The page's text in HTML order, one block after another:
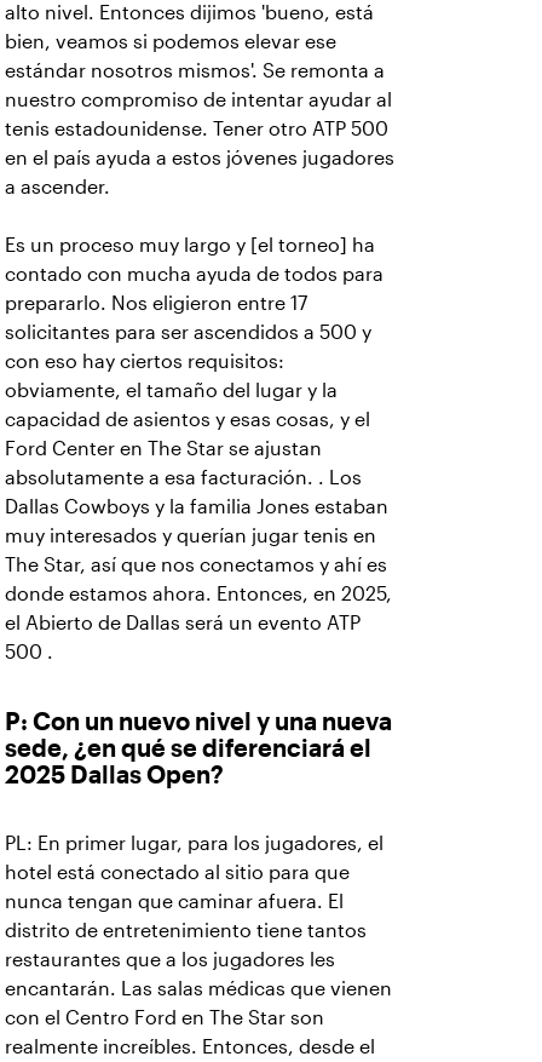
alto nivel. Entonces dijimos 'bueno, está
bien, veamos si podemos elevar ese
estándar nosotros mismos'. Se remonta a
nuestro compromiso de intentar ayudar al
tenis estadounidense. Tener otro ATP 500
en el país ayuda a estos jóvenes jugadores
a ascender.
Es un proceso muy largo y [el torneo] ha
contado con mucha ayuda de todos para
prepararlo. Nos eligieron entre 17
solicitantes para ser ascendidos a 500 y
con eso hay ciertos requisitos:
obviamente, el tamaño del lugar y la
capacidad de asientos y esas cosas, y el
Ford Center en The Star se ajustan
absolutamente a esa facturación. . Los
Dallas Cowboys y la familia Jones estaban
muy interesados y querían jugar tenis en
The Star, así que nos conectamos y ahí es
donde estamos ahora. Entonces, en 2025,
el Abierto de Dallas será un evento ATP
500 .
P: Con un nuevo nivel y una nueva
sede, ¿en qué se diferenciará el
2025 Dallas Open?
PL: En primer lugar, para los jugadores, el
hotel está conectado al sitio para que
nunca tengan que caminar afuera. El
distrito de entretenimiento tiene tantos
restaurantes que a los jugadores les
encantarán. Las salas médicas que vienen
con el Centro Ford en The Star son
realmente increíbles. Entonces, desde el